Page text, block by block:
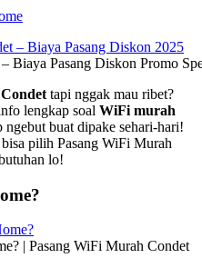
Biaya Pasang Diskon Promo
Condet tapi nggak mau ribet?
lengkap soal WiFi murah
buat dipake sehari-hari!
pilih Pasang WiFi Murah
lo!
| Pasang WiFi Murah Condet